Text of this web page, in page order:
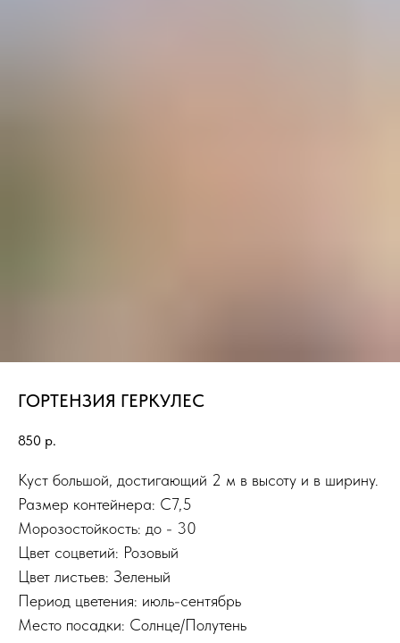
ГОРТЕНЗИЯ ГЕРКУЛЕС
850 р.
Куст большой, достигающий 2 м в высоту и в ширину.
Размер контейнера: С7,5
Морозостойкость: до - 30
Цвет соцветий: Розовый
Цвет листьев: Зеленый
Период цветения: июль-сентябрь
Место посадки: Солнце/Полутень